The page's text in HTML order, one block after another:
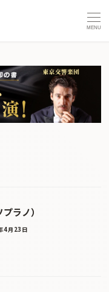
MENU
ラノ）
4月23日